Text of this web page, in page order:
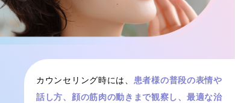
カウンセリング時には、 患者様の普段の表情や
話し方、顔の筋肉の動きまで観察し、最適な治